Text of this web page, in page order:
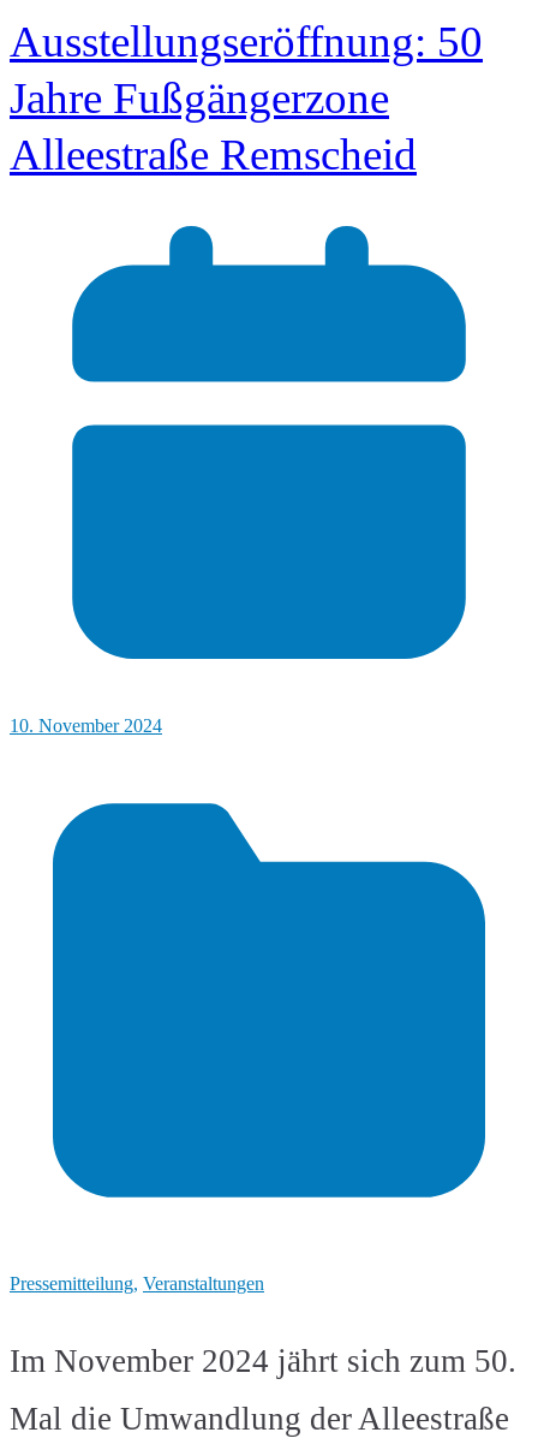
Ausstellungseröffnung: 50
Jahre Fußgängerzone
Alleestraße Remscheid
10. November 2024
Pressemitteilung, Veranstaltungen
Im November 2024 jährt sich zum 50.
Mal die Umwandlung der Alleestraße